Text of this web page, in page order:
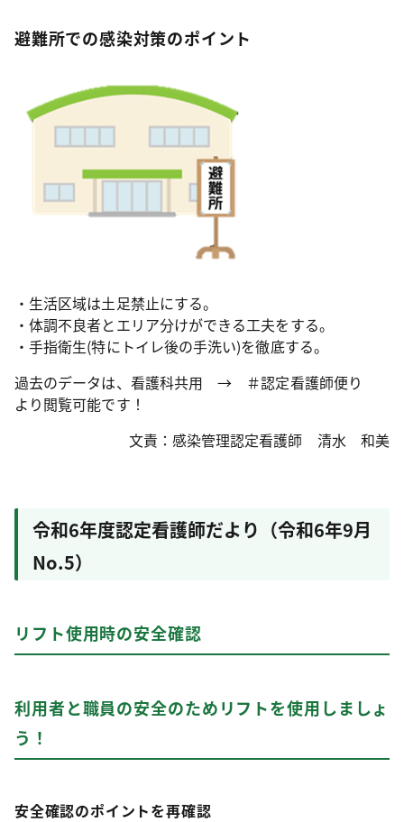
避難所での感染対策のポイント
・生活区域は土足禁止にする。
・体調不良者とエリア分けができる工夫をする。
・手指衛生(特にトイレ後の手洗い)を徹底する。
過去のデータは、看護科共用 → ＃認定看護師便り
より閲覧可能です！
文責：感染管理認定看護師 清水 和美
令和6年度認定看護師だより（令和6年9月
No.5）
リフト使用時の安全確認
利用者と職員の安全のためリフトを使用しましょ
う！
安全確認のポイントを再確認